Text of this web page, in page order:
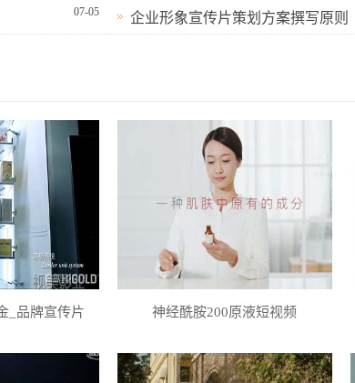
07-05 企业形象宣传片策划方案撰写原则
_品牌宣传片 神经酰胺200原液短视频